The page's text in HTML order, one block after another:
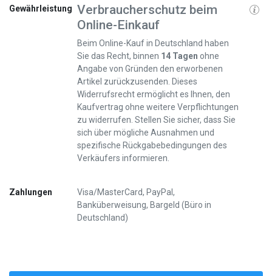
Gewährleistung Verbraucherschutz beim
Online-Einkauf
Beim Online-Kauf in Deutschland haben
Sie das Recht, binnen 14 Tagen ohne
Angabe von Gründen den erworbenen
Artikel zurückzusenden. Dieses
Widerrufsrecht ermöglicht es Ihnen, den
Kaufvertrag ohne weitere Verpflichtungen
zu widerrufen. Stellen Sie sicher, dass Sie
sich über mögliche Ausnahmen und
spezifische Rückgabebedingungen des
Verkäufers informieren.
Zahlungen
Visa/MasterCard, PayPal,
Banküberweisung, Bargeld (Büro in
Deutschland)